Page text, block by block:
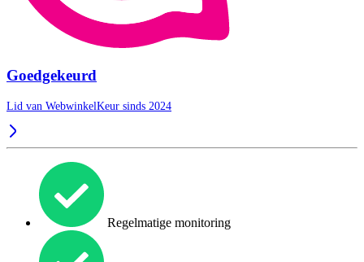
Goedgekeurd
Lid van WebwinkelKeur sinds 2024
Regelmatige monitoring